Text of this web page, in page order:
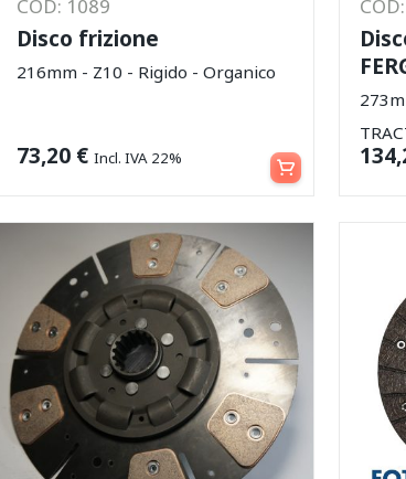
COD: 1089
Disco frizione
216mm - Z10 - Rigido - Organico
73,20 € Incl. IVA 22% Aggiungi al carrello